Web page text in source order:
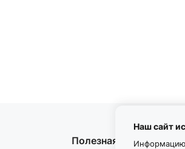
Полезная информация
Наш сайт
Информацию